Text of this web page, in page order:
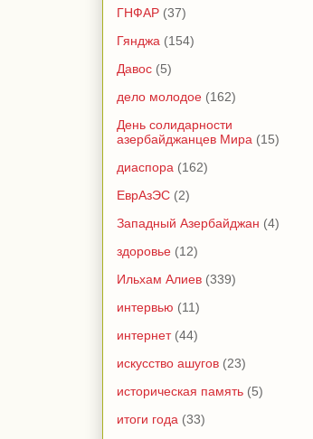
ГНФАР (37)
Гянджа (154)
Давос (5)
дело молодое (162)
День солидарности
азербайджанцев Мира (15)
диаспора (162)
ЕврАзЭС (2)
Западный Азербайджан (4)
здоровье (12)
Ильхам Алиев (339)
интервью (11)
интернет (44)
искусство ашугов (23)
историческая память (5)
итоги года (33)